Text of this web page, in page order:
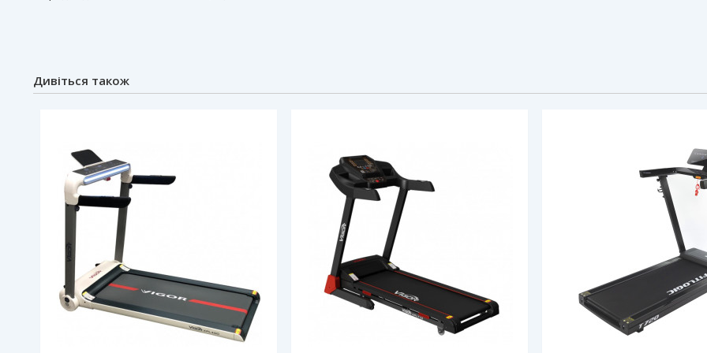
Дивіться також